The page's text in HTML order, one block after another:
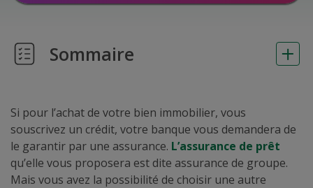
Sommaire
Si pour l’achat de votre bien immobilier, vous
souscrivez un crédit, votre banque vous demandera de
le garantir par une assurance. L’assurance de prêt
qu’elle vous proposera est dite assurance de groupe.
Mais vous avez la possibilité de choisir une autre